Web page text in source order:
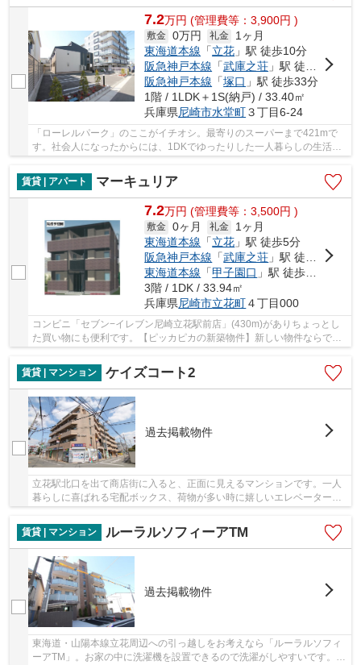
7.2万円 (管理費等：3,900円 )
敷金 0万円 礼金
1ヶ月
東海道本線 「立花 」駅 徒歩10分
阪急神戸本線 「武庫之荘 」駅 徒歩15分
阪急神戸本線 「塚口 」駅 徒歩33分
1階 / 1LDK＋1S(納戸) / 33.40㎡
兵庫県尼崎市水堂町３丁目6-24
「ローレルパーク」のここがイチオシ。最寄りのスーパーまで421mで
す。社会人になったからには、1DKでゆったりした一人暮らしの生活
賃貸 | アパート
マーキュリア
7.2万円 (管理費等：3,500円 )
敷金 0ヶ月 礼金
1ヶ月
東海道本線 「立花 」駅 徒歩5分
阪急神戸本線 「武庫之荘 」駅 徒歩19分
東海道本線 「甲子園口 」駅 徒歩38分
3階 / 1DK / 33.94㎡
兵庫県尼崎市立花町４丁目000
コンビニ「セブン−イレブン尼崎立花駅前店」(430m)がありちょっとし
た買い物にも便利です。【ピッカピカの新築物件】新しい物件ならでは
賃貸 | マンション
ケイズコート2
過去掲載物件
立花駅北口を出て商店街に入ると、正面に見えるマンションです。一人
暮らしに喜ばれる宅配ボックス、荷物が多い時に嬉しいエレベーターの
賃貸 | マンション
ルーラルソフィーアTM
過去掲載物件
東海道・山陽本線立花周辺への引っ越しをお考えなら「ルーラルソフィ
ーアTM」。お家の中に洗濯機を設置できるので洗濯がしやすいです。こ